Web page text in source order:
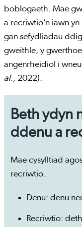
boblogaeth. Mae
a recriwtio’n iawn
gan sefydliadau
gweithle, y
angenrheidiol i
al., 2022).
Beth ydyn
ddenu a
Mae cysylltiad
recriwtio.
Denu: denu
Recriwtio: